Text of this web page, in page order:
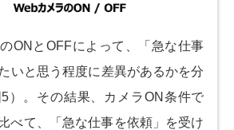
ONとOFFによって、「急な仕事
いと思う程度に差異があるかを分
）。その結果、カメラON条件で
べて、「急な仕事を依頼」を受け